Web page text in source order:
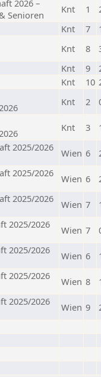
2026 –
Senioren
Knt 1
Knt 7
Knt 8
Knt 9
Knt 10
Knt 2
Knt 3
2025/2026
Wien 6
2025/2026
Wien 6
2025/2026
Wien 7
2025/2026
Wien 7
2025/2026
Wien 6
2025/2026
Wien 8
2025/2026
Wien 9